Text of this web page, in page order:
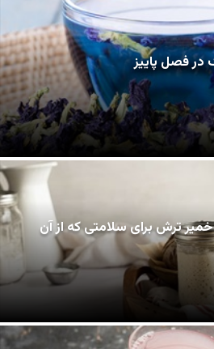
فصل پاییز
ترش برای سلامتی که از آن